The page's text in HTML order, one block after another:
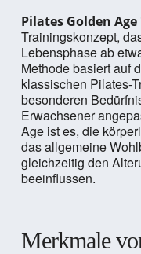
Pilates Golden Age
Trainingskonzept,
Lebensphase ab
Methode basiert auf
klassischen Pilates-
besonderen
Erwachsener
Age ist es, die
das allgemeine
gleichzeitig den
beeinflussen.
Merkmale